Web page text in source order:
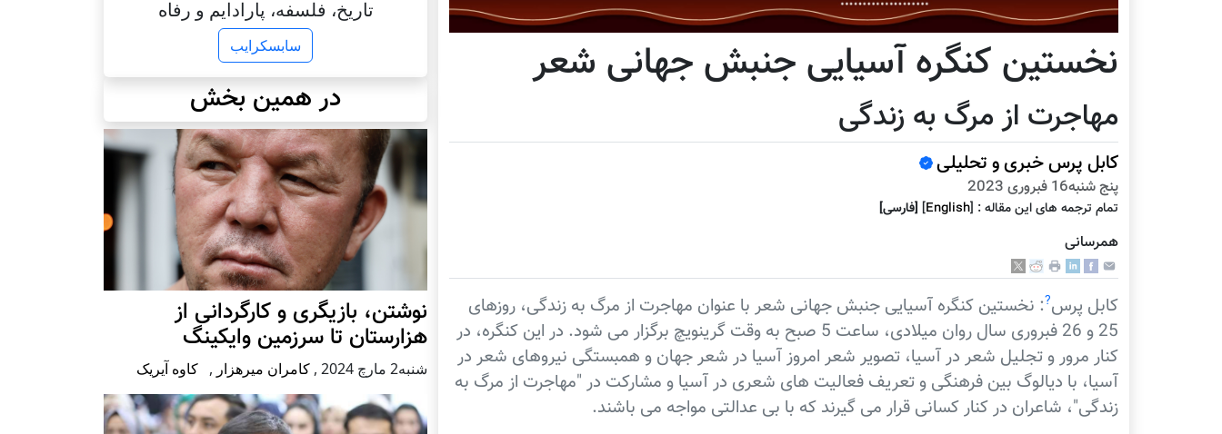
نخستین کنگره آسیایی جنبش جهانی شعر
مهاجرت از مرگ به زندگی
کابل پرس خبری و تحلیلی
پنج شنبه16 فبروری 2023
تمام ترجمه هاى اين مقاله : [English] [فارسى]
همرسانی
کابل پرس?: نخستین کنگره آسیایی جنبش جهانی شعر با عنوان مهاجرت از مرگ به زندگی، روزهای
25 و 26 فبروری سال روان میلادی، ساعت 5 صبح به وقت گرینویچ برگزار می شود. در این کنگره، در
کنار مرور و تجلیل شعر در آسیا، تصویر شعر امروز آسیا در شعر جهان و همبستگی نیروهای شعر در
آسیا، با دیالوگ بین فرهنگی و تعریف فعالیت های شعری در آسیا و مشارکت در "مهاجرت از مرگ به
زندگی"، شاعران در کنار کسانی قرار می گیرند که با بی عدالتی مواجه می باشند.
تاریخ، فلسفه، پارادایم و رفاه
سابسکرایب
در همین بخش
نوشتن، بازیگری و کارگردانی از
هزارستان تا سرزمین وایکینگ
شنبه2 مارچ 2024 , کامران میرهزار , کاوه آیریک